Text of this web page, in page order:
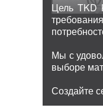
Цель TKD
Мы с
выборе
Создайте